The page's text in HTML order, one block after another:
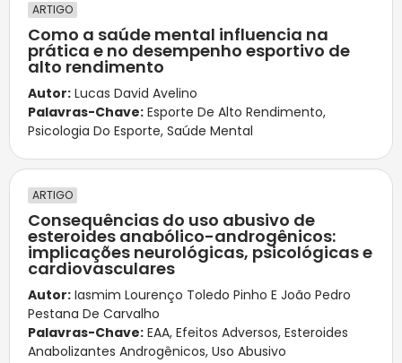
ARTIGO
Como a saúde mental influencia na
prática e no desempenho esportivo de
alto rendimento
Autor: Lucas David Avelino
Palavras-Chave: Esporte De Alto Rendimento,
Psicologia Do Esporte, Saúde Mental
ARTIGO
Consequências do uso abusivo de
esteroides anabólico-androgênicos:
implicações neurológicas, psicológicas e
cardiovasculares
Autor: Iasmim Lourenço Toledo Pinho E João Pedro
Pestana De Carvalho
Palavras-Chave: EAA, Efeitos Adversos, Esteroides
Anabolizantes Androgênicos, Uso Abusivo